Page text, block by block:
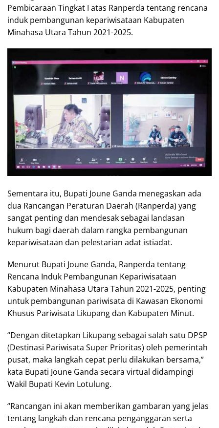
Pembicaraan Tingkat I atas Ranperda tentang rencana
induk pembangunan kepariwisataan Kabupaten
Minahasa Utara Tahun 2021-2025.
Sementara itu, Bupati Joune Ganda menegaskan ada
dua Rancangan Peraturan Daerah (Ranperda) yang
sangat penting dan mendesak sebagai landasan
hukum bagi daerah dalam rangka pembangunan
kepariwisataan dan pelestarian adat istiadat.
Menurut Bupati Joune Ganda, Ranperda tentang
Rencana Induk Pembangunan Kepariwisataan
Kabupaten Minahasa Utara Tahun 2021-2025, penting
untuk pembangunan pariwisata di Kawasan Ekonomi
Khusus Pariwisata Likupang dan Kabupaten Minut.
“Dengan ditetapkan Likupang sebagai salah satu DPSP
(Destinasi Pariwisata Super Prioritas) oleh pemerintah
pusat, maka langkah cepat perlu dilakukan bersama,”
kata Bupati Joune Ganda secara virtual didampingi
Wakil Bupati Kevin Lotulung.
“Rancangan ini akan memberikan gambaran yang jelas
tentang langkah dan rencana penganggaran serta